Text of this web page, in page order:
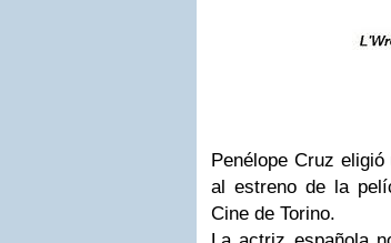
Penélope Cruz
al estreno de la
Cine de Torino.